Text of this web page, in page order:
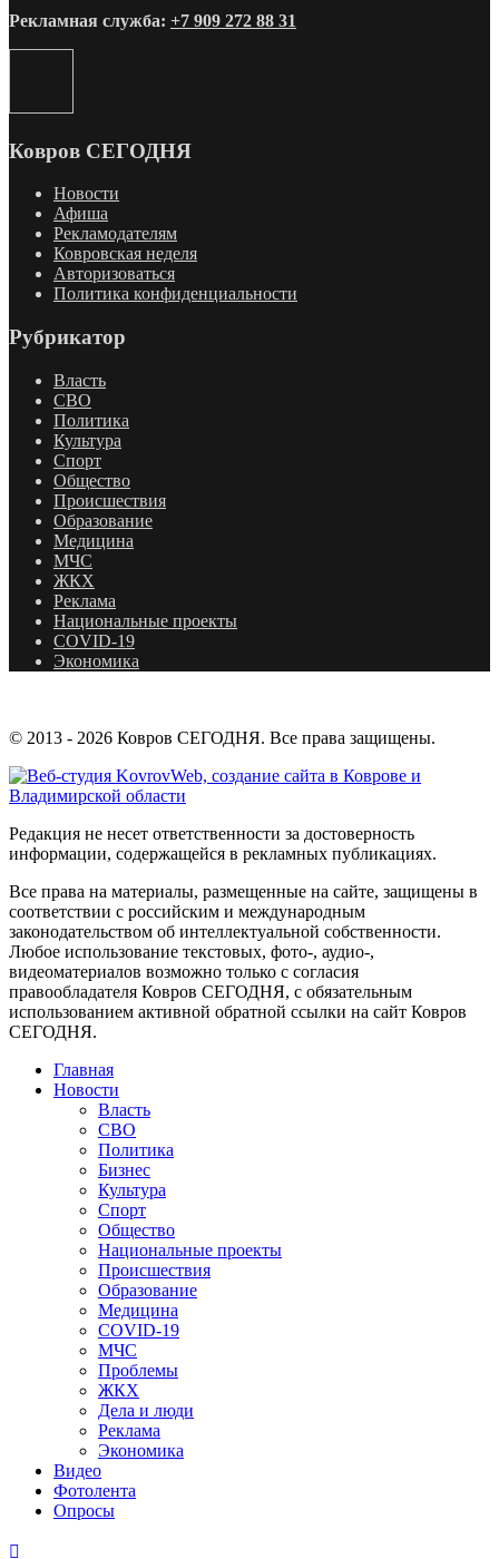
Рекламная служба: +7 909 272 88 31
Ковров СЕГОДНЯ
Новости
Афиша
Рекламодателям
Ковровская неделя
Авторизоваться
Политика конфиденциальности
Рубрикатор
Власть
СВО
Политика
Культура
Спорт
Общество
Происшествия
Образование
Медицина
МЧС
ЖКХ
Реклама
Национальные проекты
COVID-19
Экономика
© 2013 - 2026 Ковров СЕГОДНЯ. Все права защищены.
Редакция не несет ответственности за достоверность
информации, содержащейся в рекламных публикациях.
Все права на материалы, размещенные на сайте, защищены в
соответствии с российским и международным
законодательством об интеллектуальной собственности.
Любое использование текстовых, фото-, аудио-,
видеоматериалов возможно только с согласия
правообладателя Ковров СЕГОДНЯ, с обязательным
использованием активной обратной ссылки на сайт Ковров
СЕГОДНЯ.
Главная
Новости
Власть
СВО
Политика
Бизнес
Культура
Спорт
Общество
Национальные проекты
Происшествия
Образование
Медицина
COVID-19
МЧС
Проблемы
ЖКХ
Дела и люди
Реклама
Экономика
Видео
Фотолента
Опросы